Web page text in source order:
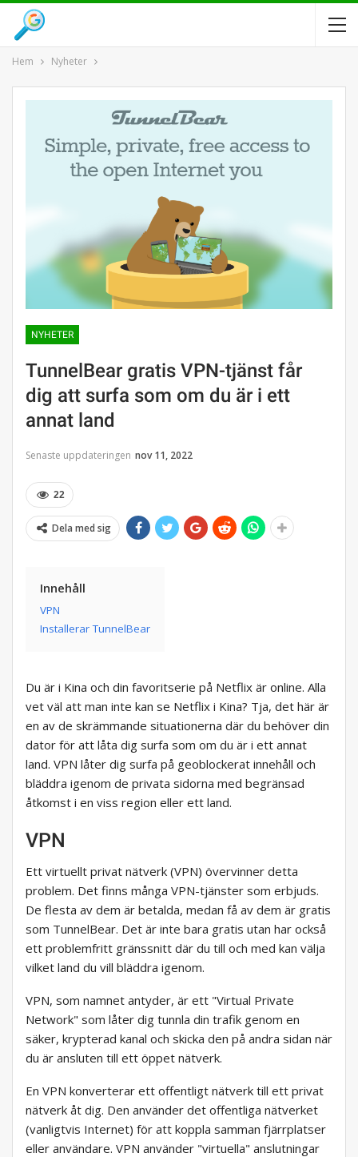
Hem Nyheter
NYHETER
TunnelBear gratis VPN-tjänst får
dig att surfa som om du är i ett
annat land
Senaste uppdateringen nov 11, 2022
22
Dela med sig
Innehåll
VPN
Installerar TunnelBear
Du är i Kina och din favoritserie på Netflix är online. Alla
vet väl att man inte kan se Netflix i Kina? Tja, det här är
en av de skrämmande situationerna där du behöver din
dator för att låta dig surfa som om du är i ett annat
land. VPN låter dig surfa på geoblockerat innehåll och
bläddra igenom de privata sidorna med begränsad
åtkomst i en viss region eller ett land.
VPN
Ett virtuellt privat nätverk (VPN) övervinner detta
problem. Det finns många VPN-tjänster som erbjuds.
De flesta av dem är betalda, medan få av dem är gratis
som TunnelBear. Det är inte bara gratis utan har också
ett problemfritt gränssnitt där du till och med kan välja
vilket land du vill bläddra igenom.
VPN, som namnet antyder, är ett "Virtual Private
Network" som låter dig tunnla din trafik genom en
säker, krypterad kanal och skicka den på andra sidan när
du är ansluten till ett öppet nätverk.
En VPN konverterar ett offentligt nätverk till ett privat
nätverk åt dig. Den använder det offentliga nätverket
(vanligtvis Internet) för att koppla samman fjärrplatser
eller användare. VPN använder "virtuella" anslutningar